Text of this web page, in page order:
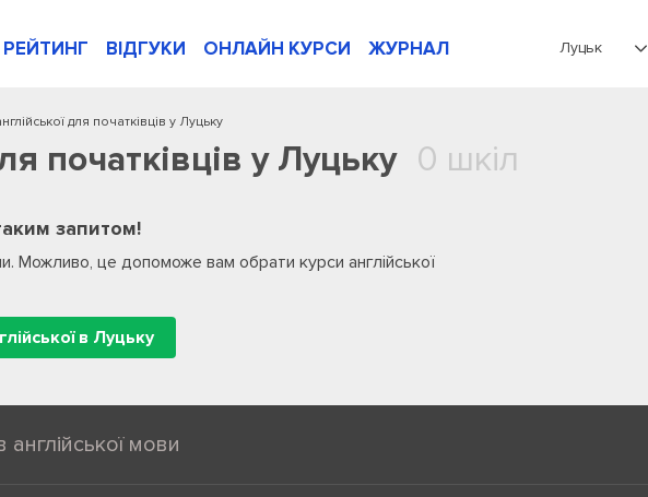
РЕЙТИНГ ВІДГУКИ ОНЛАЙН КУРСИ ЖУРНАЛ Луцьк
для початківців у Луцьку
початківців у Луцьку 0 шкіл
запитом!
Можливо, це допоможе вам обрати курси англійської
в Луцьку
мови